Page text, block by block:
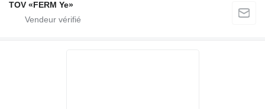
TOV «FERM Ye»